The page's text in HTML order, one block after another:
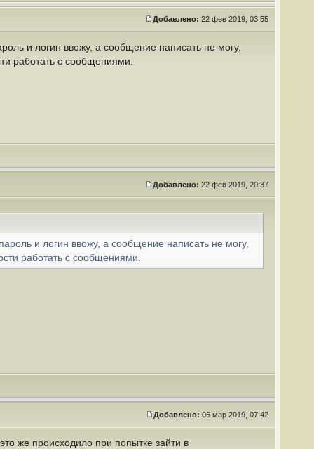
Добавлено: 22 фев 2019, 03:55
и логин ввожу, а сообщение написать не могу,
работать с сообщениями.
Добавлено: 22 фев 2019, 20:37
и логин ввожу, а сообщение написать не могу,
работать с сообщениями.
Добавлено: 06 мар 2019, 07:42
же происходило при попытке зайти в